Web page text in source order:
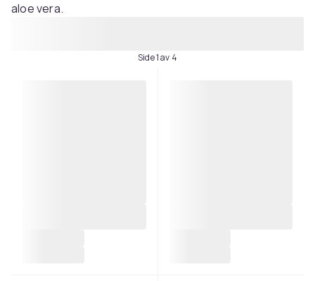
aloe vera.
Side 1 av 4